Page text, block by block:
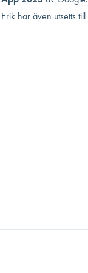
Erik har även utsetts till